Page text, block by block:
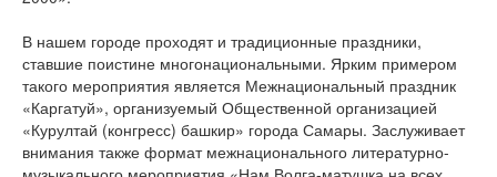
В нашем городе проходят и традиционные праздники,
ставшие поистине многонациональными. Ярким примером
такого мероприятия является Межнациональный праздник
«Каргатуй», организуемый Общественной организацией
«Курултай (конгресс) башкир» города Самары. Заслуживает
внимания также формат межнационального литературно-